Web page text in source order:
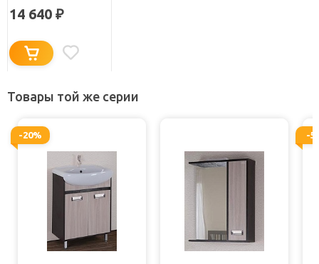
14 640 ₽
Товары той же серии
-20% -